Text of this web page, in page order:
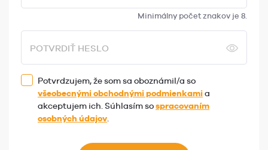
Minimálny počet znakov je 8.
POTVRDIŤ HESLO
Potvrdzujem, že som sa oboznámil/a so
všeobecnými obchodnými podmienkamia
akceptujem ich. Súhlasím sospracovaním
osobných údajov